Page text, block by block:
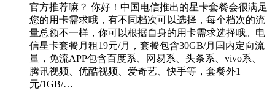
官方推荐嘛？ 你好！中国电信推出的星卡套餐会很满足
您的用卡需求哦，有不同档次可以选择，每个档次的流
量总额不一样，你可以根据自身的用卡需求选择哦。电
信星卡套餐月租19元/月，套餐包含30GB/月国内定向流
量，免流APP包含百度系、网易系、头条系、vivo系、
腾讯视频、优酷视频、爱奇艺、快手等，套餐外1
元/1GB/…